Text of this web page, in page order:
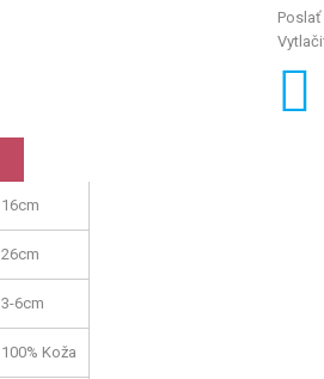
16cm
26cm
3-6cm
100% Koža